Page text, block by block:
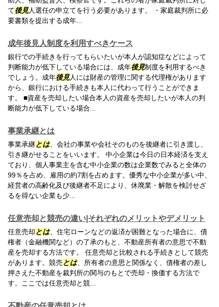
て後見人選任の申立てを行う必要があります。 ・家庭裁判所に必
要書類を提出する成年...
成年後見人制度を利用すべきケース
銀行での手続きを行ってもらいたいが本人が認知症などによって
判断能力が低下している場合には、成年後見制度を利用するべき
でしょう。成年後見人には財産の管理に関する代理権があります
から、銀行における手続きも本人に代わって行うことができま
す。 ■資産を売却したい場合本人の資産を売却したいが本人の判
断能力が低下している場合...
事業承継とは
事業承継とは、会社の事業や会社そのものを後継者に引き渡し、
引き継がせることをいいます。 中小企業は今日の日本経済を支え
ており、個人事業主を含む中小企業の数は企業数でみると全体の
99％を占め、雇用の約7割を占めます。優秀な中小企業が多い中、
経営者の高齢化及び後継者不足により、休廃業・解散を検討せざ
るを得ない企業も少...
任意売却と競売の違い|それぞれのメリットやデメリット
任意売却とは、住宅ローンなどの返済が困難となった場合に、債
権者（金融機関など）の了承のもと、不動産所有者の意思で不動
産を売却する方法です。 任意売却と比較される手続きとして競売
があります。競売とは、所有者の意思と関係なく、債権者の差し
押さえた不動産を裁判所の関与のもとで売却・換価する方法で
す。ここでは任意売却と競...